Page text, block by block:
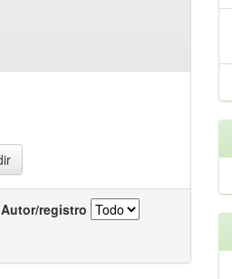
Autor/registro